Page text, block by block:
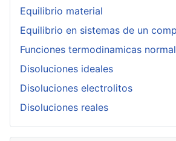
Equilibrio material
Equilibrio en sistemas de un
Funciones termodinamicas
Disoluciones ideales
Disoluciones electrolitos
Disoluciones reales